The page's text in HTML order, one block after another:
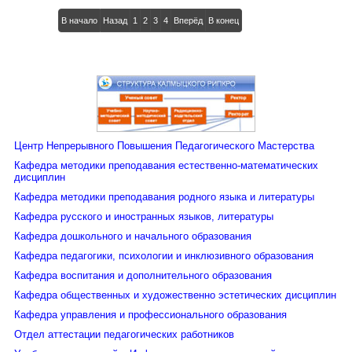
В центре Павлов Д. А. (директор ИУУ в 1957 - 58 у. г.), Онтаева З.Х.,
Челбанова Е. И.(методисты кабинета калмыцкого языка ИУУ)
На курсах в ИУУ кроме практических занятий читались лекции о
международном положении, о направляющей и руководящей силе
коммунистической партии, становлении калмыцкой художественной
литры (лектор член Совета писателей Кугультинов Д. Н.), уроке как
основной форме учебно-воспитательной работы школ, о
педагогическом наследстве Макаренко и т. д. Ежедневно проводились
Все курсанты были обеспечены общежитием. Библиотека ИУУ снабжала
кинотеатры, проводили заключительные вечера с привлечением
артистов профсоюзного ансамбля.
В середине 60-х годов работа кабинета со школьными кадрами была
В начало Назад 1 2 3 4 Вперёд В конец
Центр Непрерывного Повышения Педагогического Мастерства
Кафедра методики преподавания естественно-математических
дисциплин
Кафедра методики преподавания родного языка и литературы
Кафедра русского и иностранных языков, литературы
Кафедра дошкольного и начального образования
Кафедра педагогики, психологии и инклюзивного образования
Кафедра воспитания и дополнительного образования
Кафедра общественных и художественно эстетических дисциплин
Кафедра управления и профессионального образования
Отдел аттестации педагогических работников